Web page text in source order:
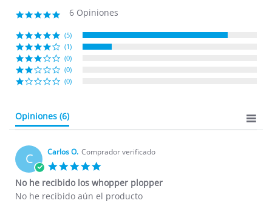
4.8
rating
6 Opiniones
(5)
(1)
(0)
(0)
(0)
Opiniones (6)
C Carlos O. Comprador verificado
rating
No he recibido los whopper plopper
Review
review
No he recibido aún el producto